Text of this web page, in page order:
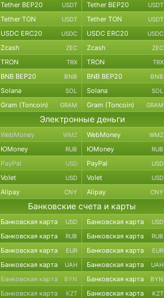
Tether BEP20 USDT Tether BEP20 USDT
Tether TON USDT Tether TON USDT
USDC ERC20 USDC USDC ERC20 USDC
Zcash ZEC Zcash ZEC
TRON TRX TRON TRX
BNB BEP20 BNB BNB BEP20 BNB
Solana SOL Solana SOL
Gram (Toncoin) GRAM Gram (Toncoin) GRAM
Электронные деньги
WebMoney WMZ WebMoney WMZ
ЮMoney RUB ЮMoney RUB
PayPal USD PayPal USD
Volet USD Volet USD
Alipay CNY Alipay CNY
Банковские счета и карты
Банковская карта USD Банковская карта USD
Банковская карта RUB Банковская карта RUB
Банковская карта EUR Банковская карта EUR
Банковская карта UAH Банковская карта UAH
Банковская карта BYN Банковская карта BYN
Банковская карта KZT Банковская карта KZT